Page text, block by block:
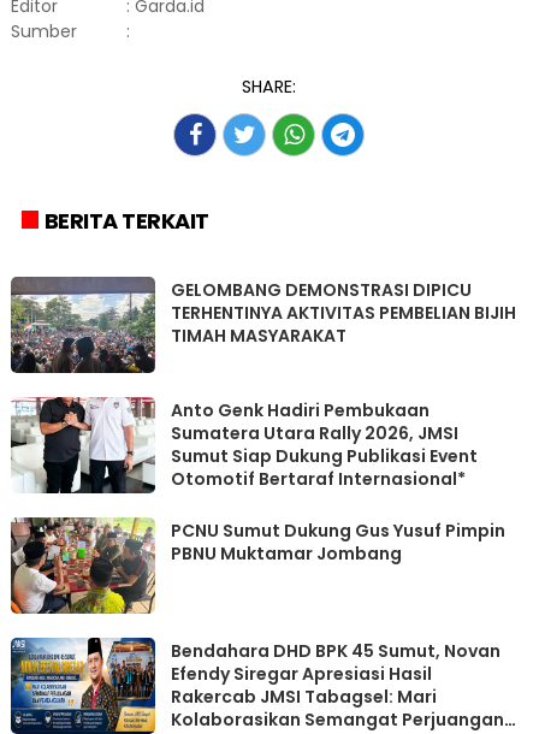
Editor
: Garda.id
Sumber
:
SHARE:
BERITA TERKAIT
GELOMBANG DEMONSTRASI DIPICU
TERHENTINYA AKTIVITAS PEMBELIAN BIJIH
TIMAH MASYARAKAT
Anto Genk Hadiri Pembukaan
Sumatera Utara Rally 2026, JMSI
Sumut Siap Dukung Publikasi Event
Otomotif Bertaraf Internasional*
PCNU Sumut Dukung Gus Yusuf Pimpin
PBNU Muktamar Jombang
Bendahara DHD BPK 45 Sumut, Novan
Efendy Siregar Apresiasi Hasil
Rakercab JMSI Tabagsel: Mari
Kolaborasikan Semangat Perjuangan